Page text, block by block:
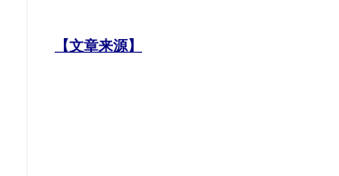
【文章来源】